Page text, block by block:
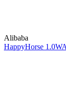
Alibaba
HappyHorse 1.0